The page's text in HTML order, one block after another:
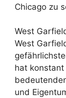
Chicago zu
West
West
hat
und